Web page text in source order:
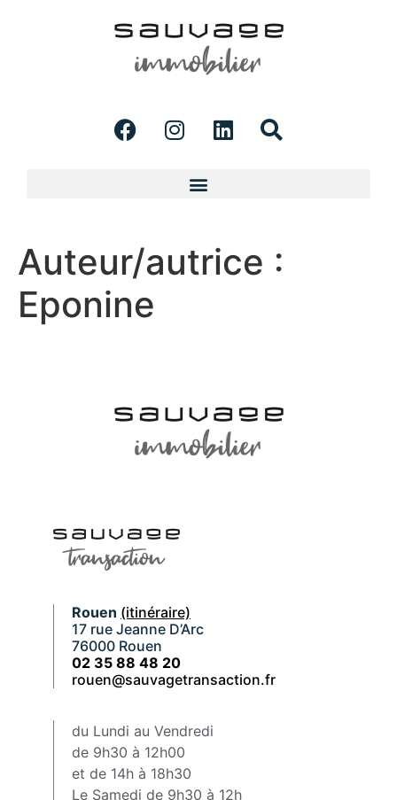
Auteur/autrice :
Eponine
Rouen (itinéraire)
17 rue Jeanne D’Arc
76000 Rouen
02 35 88 48 20
rouen@sauvagetransaction.fr
du Lundi au Vendredi
de 9h30 à 12h00
et de 14h à 18h30
Le Samedi de 9h30 à 12h